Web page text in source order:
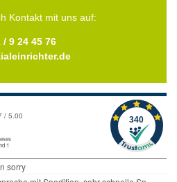
Kontakt mit uns auf:
9 24 45 76